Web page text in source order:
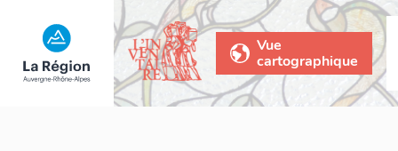
Vue
cartographique